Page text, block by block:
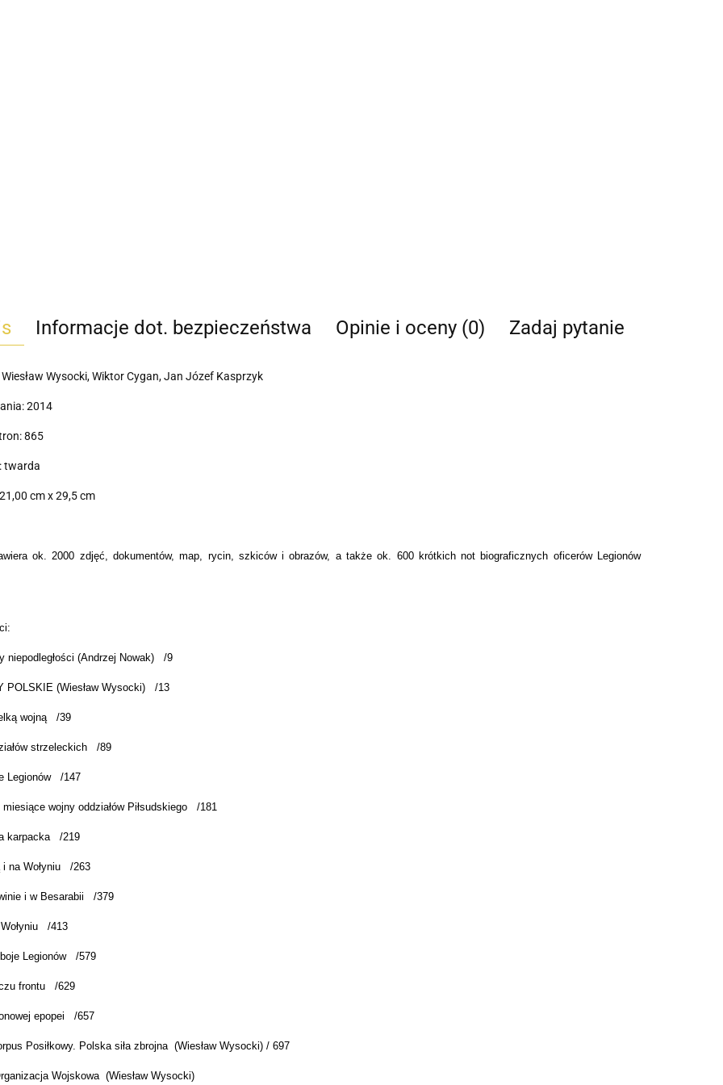
Informacje dot. bezpieczeństwa Opinie i oceny (0) Zadaj pytanie
Wysocki, Wiktor Cygan, Jan Józef Kasprzyk
2014
865
twarda
cm x 29,5 cm
ok. 2000 zdjęć, dokumentów, map, rycin, szkiców i obrazów, a także ok. 600 krótkich not biograficznych oficerów Legionów
niepodległości (Andrzej Nowak) /9
POLSKIE (Wiesław Wysocki) /13
wojną /39
strzeleckich /89
Legionów /147
wojny oddziałów Piłsudskiego /181
karpacka /219
i na Wołyniu /263
i w Besarabii /379
/413
Legionów /579
frontu /629
epopei /657
Posiłkowy. Polska siła zbrojna (Wiesław Wysocki) / 697
Wojskowa (Wiesław Wysocki)